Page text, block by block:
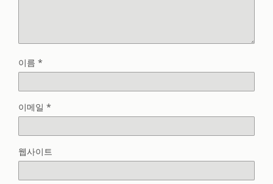
이름 *
이메일 *
웹사이트